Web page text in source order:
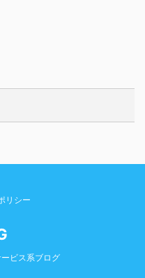
リシー
ビス系ブログ